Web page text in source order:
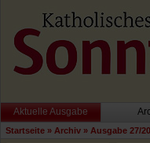
Aktuelle Ausgabe
Startseite » Archiv » Ausgabe 27/